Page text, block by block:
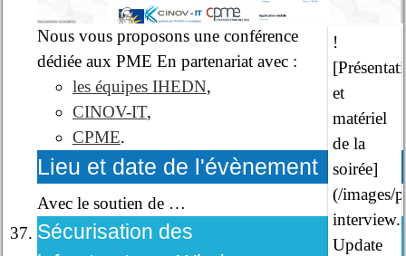
!
et
matériel
de la
soirée]
(/images/
Update
Nous vous proposons une conférence
dédiée aux PME En partenariat avec :
les équipes IHEDN,
CINOV-IT,
CPME.
Lieu et date de l'évènement
Avec le soutien de …
Sécurisation des